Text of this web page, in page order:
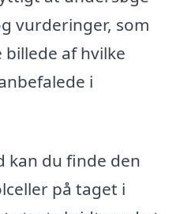
vurderinger, som
af hvilke
i
kan du finde den
på taget i